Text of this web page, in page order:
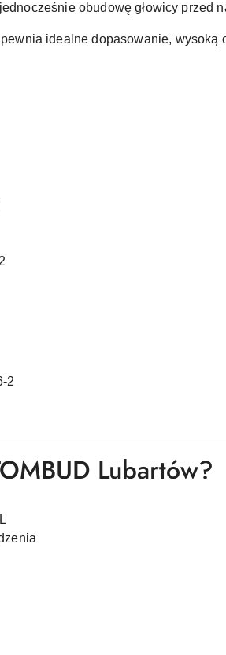
obudowę głowicy przed
idealne dopasowanie, wysoką
2
Lubartów?